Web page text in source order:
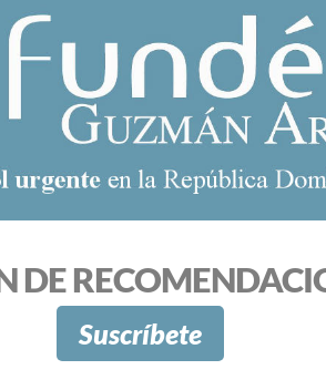
DE
Suscríbete